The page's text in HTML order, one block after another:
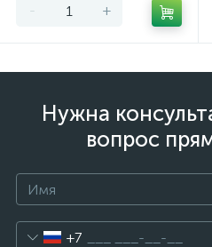
- +
Нужна
вопрос
+7